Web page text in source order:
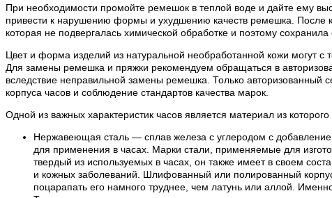
При необходимости промойте ремешок в теплой воде и дайте ему
привести к нарушению формы и ухудшению качеств ремешка. После
которая не подвергалась химической обработке и поэтому
Цвет и форма изделий из натуральной необработанной кожи могут с
Для замены ремешка и пряжки рекомендуем обращаться в
вследствие неправильной замены ремешка. Только авторизованный
корпуса часов и соблюдение стандартов качества марок.
Одной из важных характеристик часов является материал из
Нержавеющая сталь — сплав железа с углеродом с
для применения в часах. Марки стали, применяемые для
твердый из используемых в часах, он также имеет в своем
и кожных заболеваний. Шлифованный или полированный
поцарапать его намного труднее, чем латунь или аллой.